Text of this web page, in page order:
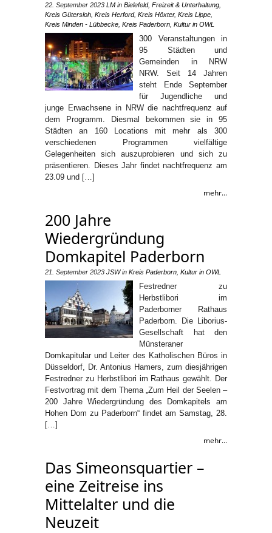
22. September 2023 LM in Bielefeld, Freizeit & Unterhaltung
Kreis Gütersloh Kreis Herford, Kreis Höxter, Kreis Lippe
Kreis Minden - Lübbecke Kreis Paderborn Kultur in OWL
300 Veranstaltungen in
95 Städten und
Gemeinden in NRW
NRW. Seit 14 Jahren
steht Ende September
für Jugendliche und
junge Erwachsene in NRW die nachtfrequenz auf
dem Programm. Diesmal bekommen sie in 95
Städten an 160 Locations mit mehr als 300
verschiedenen Programmen vielfältige
Gelegenheiten sich auszuprobieren und sich zu
präsentieren. Dieses Jahr findet nachtfrequenz am
23.09 und […]
mehr...
200 Jahre
Wiedergründung
Domkapitel Paderborn
21. September 2023 JSWin Kreis Paderborn Kultur in OWL
Festredner zu
Herbstlibori im
Paderborner Rathaus
Paderborn. Die Liborius-
Gesellschaft hat den
Münsteraner
Domkapitular und Leiter des Katholischen Büros in
Düsseldorf, Dr. Antonius Hamers, zum diesjährigen
Festredner zu Herbstlibori im Rathaus gewählt. Der
Festvortrag mit dem Thema „Zum Heil der Seelen –
200 Jahre Wiedergründung des Domkapitels am
Hohen Dom zu Paderborn“ findet am Samstag, 28.
[…]
mehr...
Das Simeonsquartier –
eine Zeitreise ins
Mittelalter und die
Neuzeit